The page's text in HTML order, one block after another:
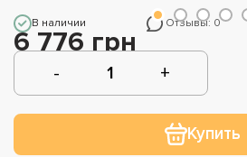
В наличии Отзывы: 0
6 776 грн
Купить